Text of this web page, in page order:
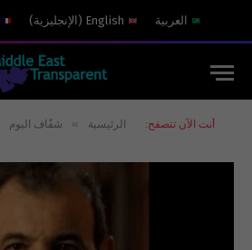
العربية English
( الإنجليزية)
أنت الآن تتصفح: الرئيسية » شفّاف اليوم